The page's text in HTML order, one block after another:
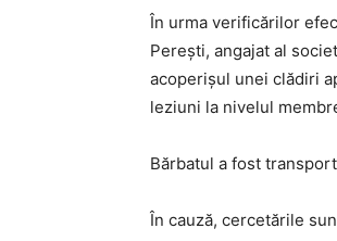
În urma verificărilor
Perești, angajat al
acoperișul unei clădiri
leziuni la nivelul
Bărbatul a fost
În cauză, cercetările